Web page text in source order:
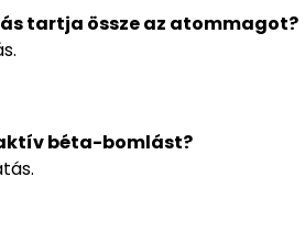
tartja össze az atommagot?
béta-bomlást?